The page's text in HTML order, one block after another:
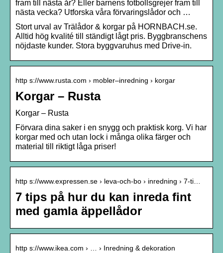
fram till nästa år? Eller barnens fotbollsgrejer fram till
nästa vecka? Utforska våra förvaringslådor och …
Stort urval av Trälådor & korgar på HORNBACH.se.
Alltid hög kvalité till ständigt lågt pris. Byggbranschens
nöjdaste kunder. Stora byggvaruhus med Drive-in.
http s://www.rusta.com › mobler–inredning › korgar
Korgar – Rusta
Korgar – Rusta
Förvara dina saker i en snygg och praktisk korg. Vi har
korgar med och utan lock i många olika färger och
material till riktigt låga priser!
http s://www.expressen.se › leva-och-bo › inredning › 7-ti…
7 tips på hur du kan inreda fint
med gamla äppellådor
http s://www.ikea.com › … › Inredning & dekoration